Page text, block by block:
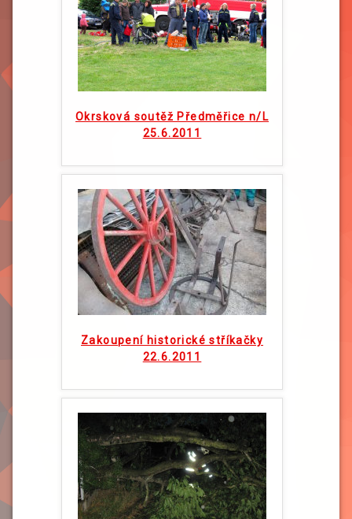
Okrsková soutěž Předměřice n/L
25.6.2011
Zakoupení historické stříkačky
22.6.2011